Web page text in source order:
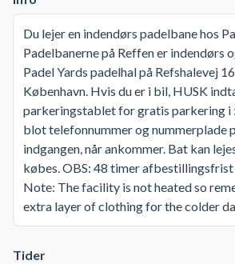
Du lejer en indendørs padelbane hos
Padelbanerne på Reffen er indendørs
Padel Yards padelhal på Refshalevej
København. Hvis du er i bil, HUSK
parkeringstablet for gratis parkering i
blot telefonnummer og nummerplade
indgangen, når ankommer. Bat kan
købes. OBS: 48 timer
Note: The facility is not heated so
extra layer of clothing for the colder
Tider